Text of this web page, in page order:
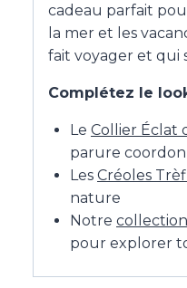
cadeau parfait
la mer et les
fait voyager et qui
Complétez le
Le Collier Éclat
parure
Les Créoles
nature
Notre
pour explorer